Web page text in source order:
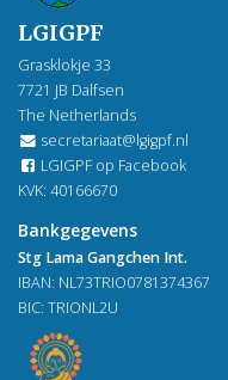
LGIGPF
Grasklokje 33
7721 JB Dalfsen
The Netherlands
secretariaat@lgigpf.nl
LGIGPF op Facebook
KVK: 40166670
Bankgegevens
Stg Lama Gangchen Int.
IBAN: NL73TRIO0781374367
BIC: TRIONL2U